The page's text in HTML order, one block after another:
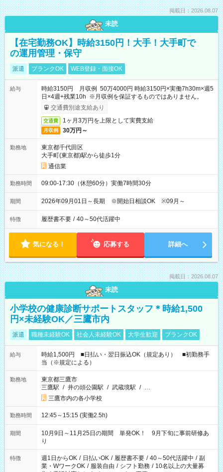
掲載日：2026.08.07
未読
【在宅勤務OK】時給3150円！大手！大手町で
の運用管理・保守
派遣 ブランクOK WEB登録・面接OK
給与
時給3150円 月収例 50万4000円 時給3150円×実働7h30m×週5
日×4週+残業10h ※月収例を保証するものではありません。
交通費別途支給あり
交通費 1ヶ月3万円を上限として実費支給
月収例 30万円～
勤務地
東京都千代田区
大手町(東京都)駅から徒歩1分
通信業
勤務時間 09:00-17:30（休憩60分）実働7時間30分
期間 2026年09月01日～長期 ※開始日相談OK ※09月～
特徴 履歴書不要 / 40～50代活躍中
気になる！ 応募する 詳細へ
掲載日：2026.08.07
未読
小学校の健康診断サポートスタッフ＊時給1,500
円×未経験OK／三鷹市内
派遣 職種未経験OK 社会人未経験OK 大学生歓迎 ブランクOK
給与
時給1,500円 ■日払い・翌日振込OK（規定あり） ■初勤務手
当（※規定による）
勤務地
東京都三鷹市
三鷹駅 / 井の頭公園駅 / 武蔵境駅 / …
三鷹市内の各小学校
勤務時間 12:45～15:15 (実働2.5h)
期間
10月9日～11月25日の期間 単発OK！ 9月下旬に事前研修あ
り
特徴 週1日からOK / 日払いOK / 履歴書不要 / 40～50代活躍中 / 副
業・WワークOK / 服装自由 / シフト勤務 / 10名以上の大量募